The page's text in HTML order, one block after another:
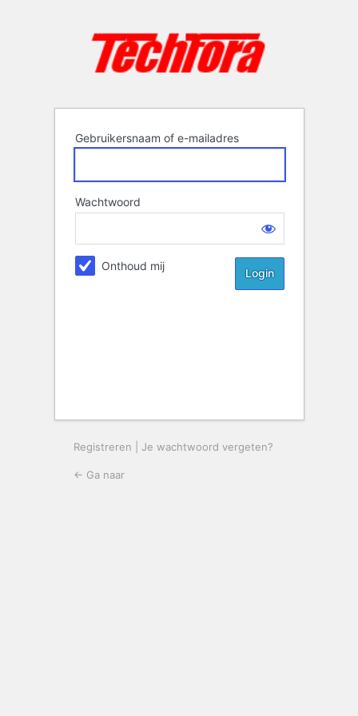
Gebruikersnaam of e-mailadres
Wachtwoord
Onthoud mij
Registreren Je wachtwoord vergeten?
← Ga naar